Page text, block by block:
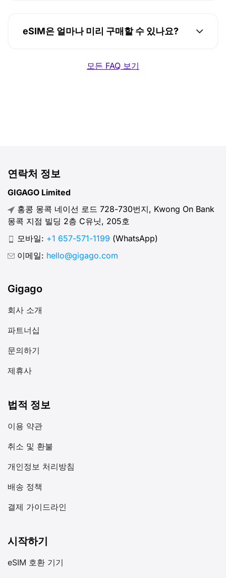
eSIM은 얼마나 미리 구매할 수 있나요?
모든 FAQ 보기
연락처 정보
GIGAGO Limited
홍콩 몽콕 네이선 로드 728-730번지, Kwong On Bank
몽콕 지점 빌딩 2층 C유닛, 205호
모바일: +1 657-571-1199 (WhatsApp)
이메일: hello@gigago.com
Gigago
회사 소개
파트너십
문의하기
제휴사
법적 정보
이용 약관
취소 및 환불
개인정보 처리방침
배송 정책
결제 가이드라인
시작하기
eSIM 호환 기기